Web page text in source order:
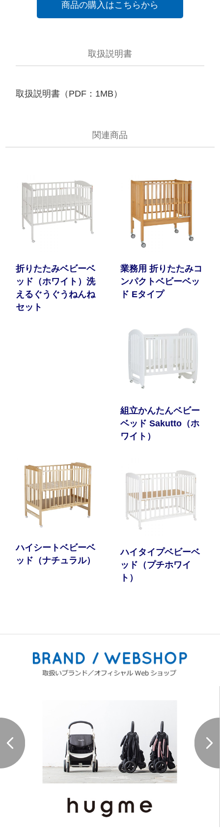
商品の購入はこちらから
取扱説明書
取扱説明書（PDF：1MB）
関連商品
折りたたみベビーベ
ッド（ホワイト）洗
えるぐうぐうねんね
セット
業務用 折りたたみコ
ンパクトベビーベッ
ド Eタイプ
組立かんたんベビー
ベッド Sakutto（ホ
ワイト）
ハイシートベビーベ
ッド（ナチュラル）
ハイタイプベビーベ
ッド（プチホワイ
ト）